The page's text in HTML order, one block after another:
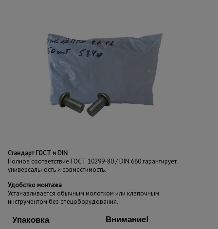
Стандарт ГОСТ и DIN
Полное соответствие ГОСТ 10299-80 / DIN 660 гарантирует
универсальность и совместимость.
Удобство монтажа
Устанавливается обычным молотком или клёпочным
инструментом без спецоборудования.
Упаковка Внимание!